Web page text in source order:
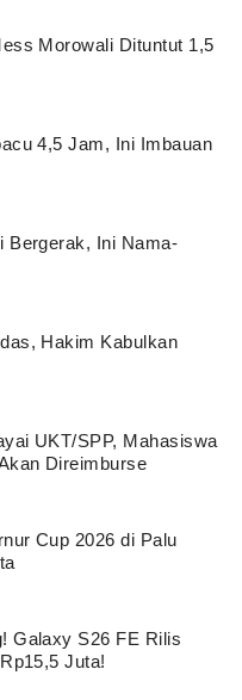
Morowali Dituntut 1,5
4,5 Jam, Ini Imbauan
Bergerak, Ini Nama-
Hakim Kabulkan
UKT/SPP, Mahasiswa
Direimburse
Cup 2026 di Palu
Galaxy S26 FE Rilis
Juta!